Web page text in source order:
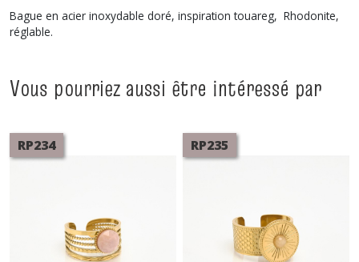
Bague en acier inoxydable doré, inspiration touareg, Rhodonite,
réglable.
Vous pourriez aussi être intéressé par
RP234 RP235